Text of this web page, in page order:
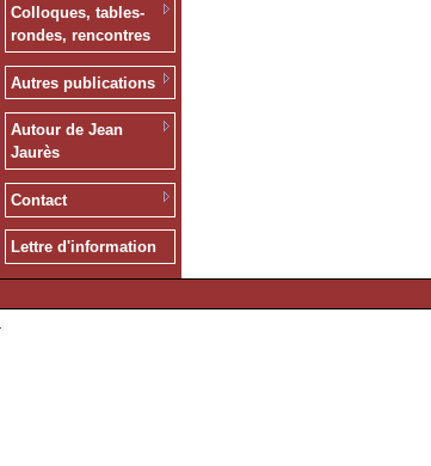
Colloques, tables-
rondes, rencontres
Autres publications
Autour de Jean
Jaurès
Contact
Lettre d'information